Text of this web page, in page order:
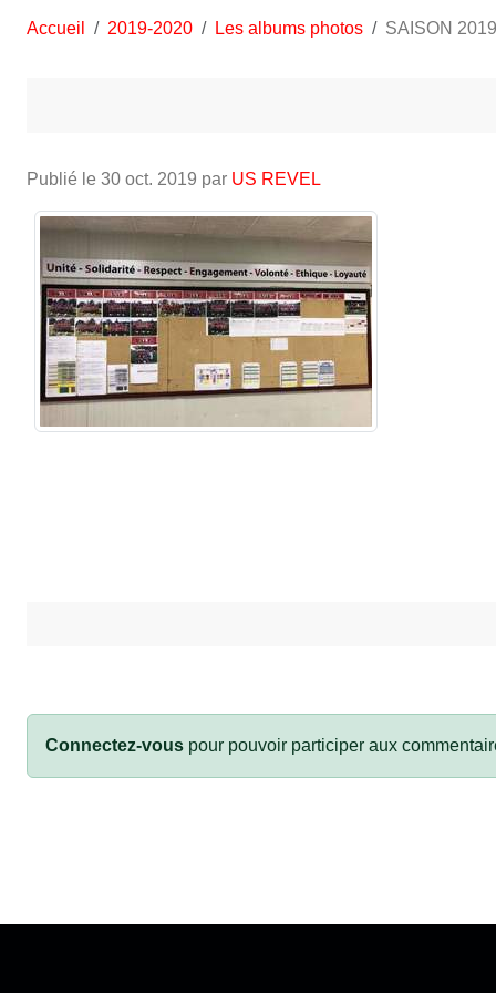
Accueil 2019-2020 Les albums photos SAISON
Publié le 30 oct. 2019 par US REVEL
Connectez-vous pour pouvoir participer aux